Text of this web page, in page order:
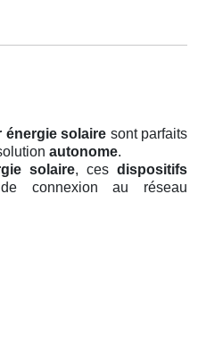
énergie solaire sont parfaits
autonome.
solaire, cesdispositifs
connexion au réseau